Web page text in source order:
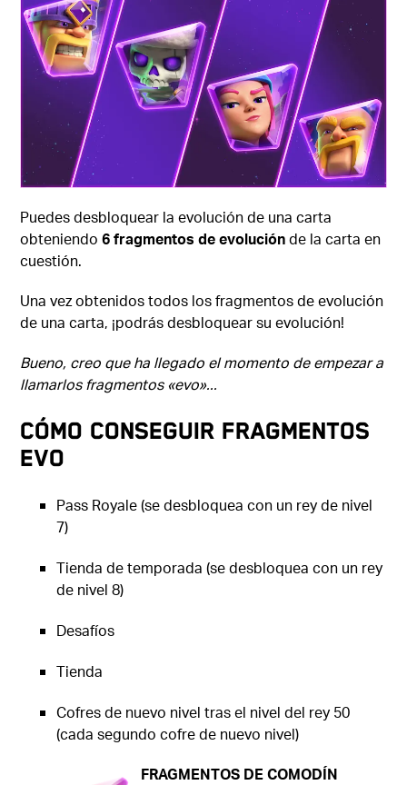
Puedes desbloquear la evolución de una carta
obteniendo6 fragmentos de evoluciónde la carta en
cuestión.
Una vez obtenidos todos los fragmentos de evolución
de una carta, ¡podrás desbloquear su evolución!
Bueno, creo que ha llegado el momento de empezar a
llamarlos fragmentos «evo»...
CÓMO CONSEGUIR FRAGMENTOS
EVO
Pass Royale (se desbloquea con un rey de nivel
7)
Tienda de temporada (se desbloquea con un rey
de nivel 8)
Desafíos
Tienda
Cofres de nuevo nivel tras el nivel del rey 50
(cada segundo cofre de nuevo nivel)
FRAGMENTOS DE COMODÍN